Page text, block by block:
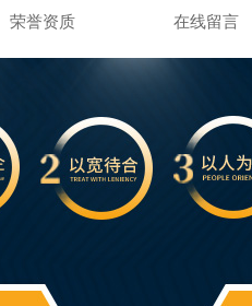
荣誉资质 在线留言